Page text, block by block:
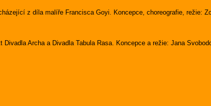
z díla malíře Francisca Goyi. Koncepce, choreografie, režie:
Archa a Divadla Tabula Rasa. Koncepce a režie: Jana